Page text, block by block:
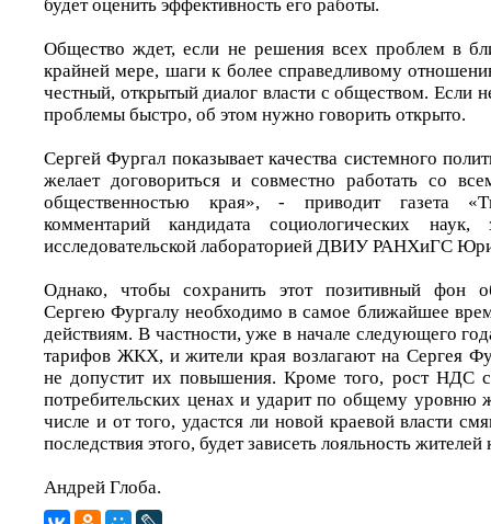
будет оценить эффективность его работы.
Общество ждет, если не решения всех проблем в
крайней мере, шаги к более справедливому
честный, открытый диалог власти с обществом. Если
проблемы быстро, об этом нужно говорить открыто.
Сергей Фургал показывает качества системного
желает договориться и совместно работать со
общественностью края», - приводит газета
комментарий кандидата социологических наук,
исследовательской лабораторией ДВИУ РАНХиГС
Однако, чтобы сохранить этот позитивный фон
Сергею Фургалу необходимо в самое ближайшее
действиям. В частности, уже в начале следующего
тарифов ЖКХ, и жители края возлагают на Сергея
не допустит их повышения. Кроме того, рост НДС
потребительских ценах и ударит по общему уровню
числе и от того, удастся ли новой краевой власти
последствия этого, будет зависеть лояльность жителей
Андрей Глоба.